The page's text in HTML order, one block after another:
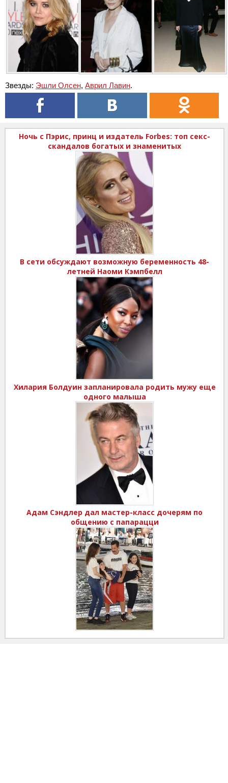
Звезды: Эшли Олсен, Аврил Лавин.
Ночь с Пэрис, принц и издатель Forbes: топ секс-
скандалов богатых и знаменитых
В сети обсуждают возможную беременность 48-
летней Наоми Кэмпбелл
Хилария Болдуин запланировала родить мужу еще
одного малыша
Адам Сэндлер дал мастер-класс дочерям по
общению с папарацци